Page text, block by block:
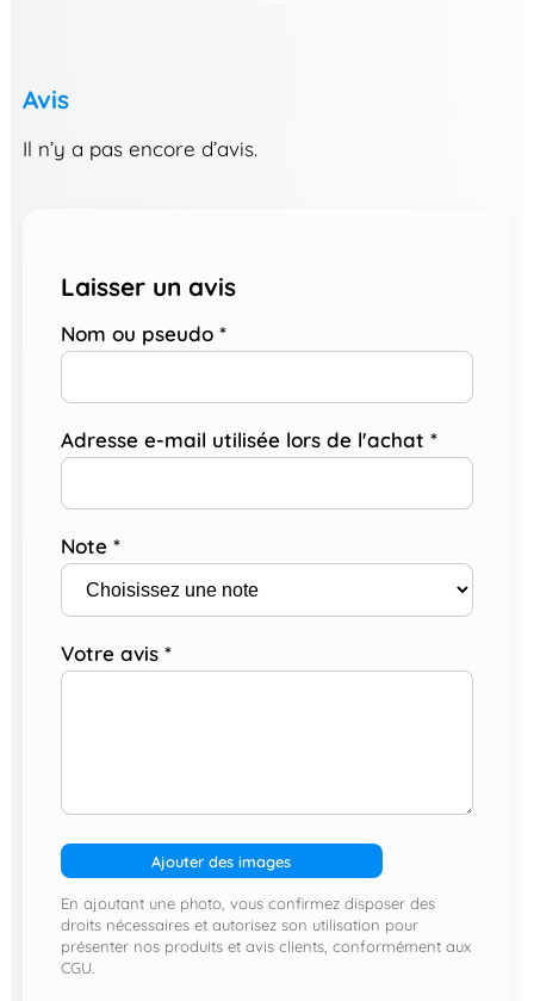
Avis
Il n’y a pas encore d’avis.
Laisser un avis
Nom ou pseudo *
Adresse e-mail utilisée lors de l'achat *
Note *
Votre avis *
Ajouter des images
En ajoutant une photo, vous confirmez disposer des
droits nécessaires et autorisez son utilisation pour
présenter nos produits et avis clients, conformément aux
CGU.